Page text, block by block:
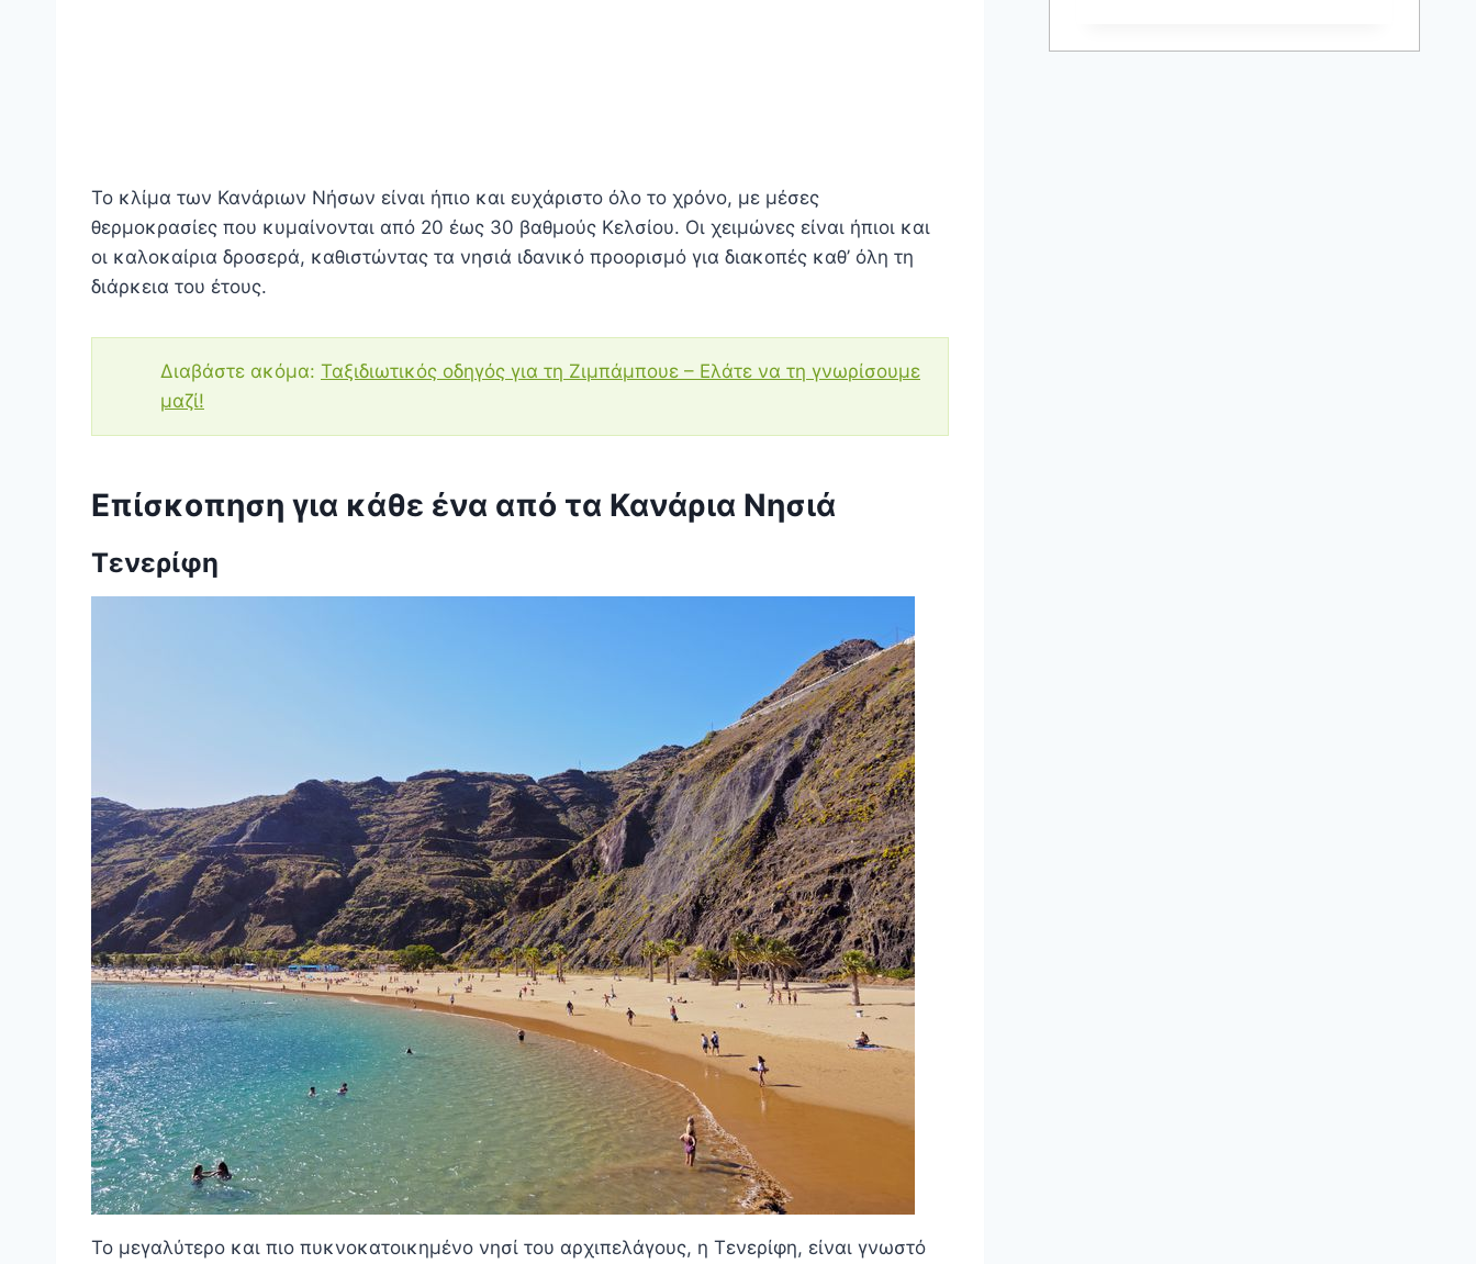
Το κλίμα των Κανάριων Νήσων είναι ήπιο και ευχάριστο όλο το χρόνο, με μέσες
θερμοκρασίες που κυμαίνονται από 20 έως 30 βαθμούς Κελσίου. Οι χειμώνες είναι ήπιοι και
οι καλοκαίρια δροσερά, καθιστώντας τα νησιά ιδανικό προορισμό για διακοπές καθ’ όλη τη
διάρκεια του έτους.
Διαβάστε ακόμα: Ταξιδιωτικός οδηγός για τη Ζιμπάμπουε – Ελάτε να τη γνωρίσουμε
μαζί!
Επίσκοπηση για κάθε ένα από τα Κανάρια Νησιά
Τενερίφη
Το μεγαλύτερο και πιο πυκνοκατοικημένο νησί του αρχιπελάγους, η Τενερίφη, είναι γνωστό